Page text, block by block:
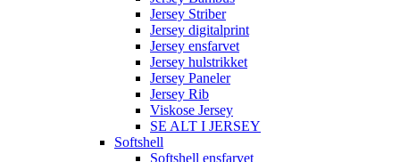
Jersey Striber
Jersey digitalprint
Jersey ensfarvet
Jersey hulstrikket
Jersey Paneler
Jersey Rib
Viskose Jersey
SE ALT I JERSEY
Softshell
Softshell ensfarvet